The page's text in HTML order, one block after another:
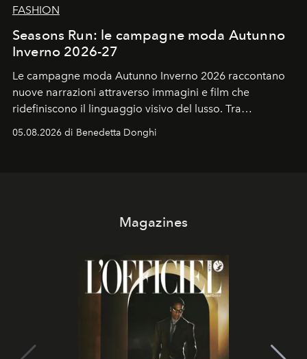
FASHION
Seasons Run: le campagne moda Autunno
Inverno 2026-27
Le campagne moda Autunno Inverno 2026 raccontano
nuove narrazioni attraverso immagini e film che
ridefiniscono il linguaggio visivo del lusso. Tra
contemporanea e storytelling d'autore, le maison
05.08.2026 di Benedetta Donghi
Magazines